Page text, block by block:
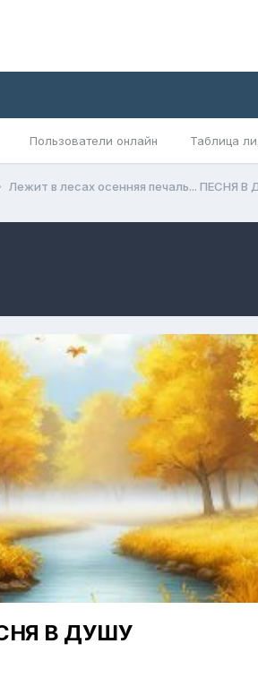
Пользователи онлайн Таблица
Лежит в лесах осенняя печаль... ПЕСНЯ В
В ДУШУ